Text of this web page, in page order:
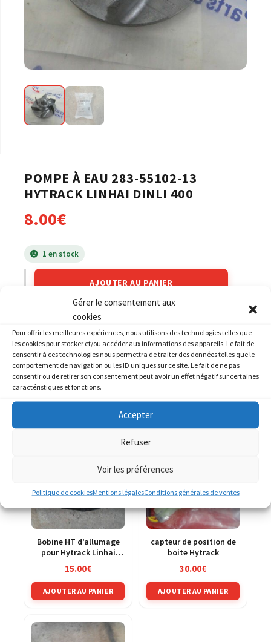
Gérer le consentement aux
cookies
Pour offrir les meilleures expériences, nous utilisons des technologies telles que
les cookies pour stocker et/ou accéder aux informations des appareils. Le fait de
consentir à ces technologies nous permettra de traiter des données telles que le
comportement de navigation ou les ID uniques sur ce site. Le fait de ne pas
consentir ou de retirer son consentement peut avoir un effet négatif sur certaines
caractéristiques et fonctions.
Accepter
Refuser
Voir les préférences
Politique de cookiesMentions légalesConditions générales de ventes
POMPE À EAU 283-55102-13
HYTRACK LINHAI DINLI 400
8.00€
1 en stock
AJOUTER AU PANIER
PRODUITS SIMILAIRES
Bobine HT d’allumage
pour Hytrack Linhai
Dinli Masai
15.00€
AJOUTER AU PANIER
capteur de position de
boite Hytrack
30.00€
AJOUTER AU PANIER